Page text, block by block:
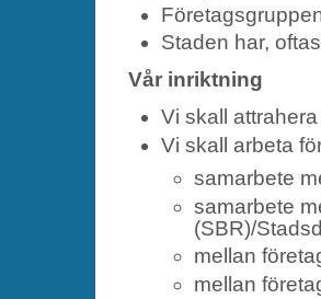
Staden har,
Vår inriktning
Vi skall
Vi skall arbeta
samarbete
samarbete
(SBR)/
mellan
mellan